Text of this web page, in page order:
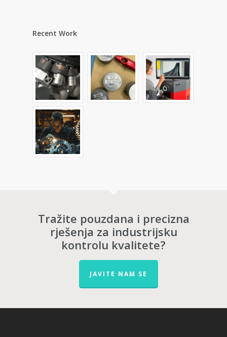
Recent Work
Tražite pouzdana i precizna
rješenja za industrijsku
kontrolu kvalitete?
JAVITE NAM SE